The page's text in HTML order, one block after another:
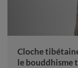
Cloche
le bouddhisme